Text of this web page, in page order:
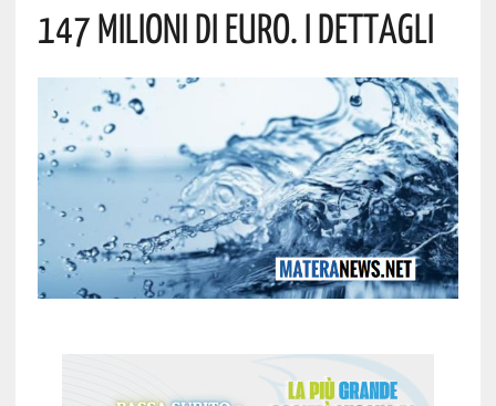
147 Milioni Di Euro. I Dettagli